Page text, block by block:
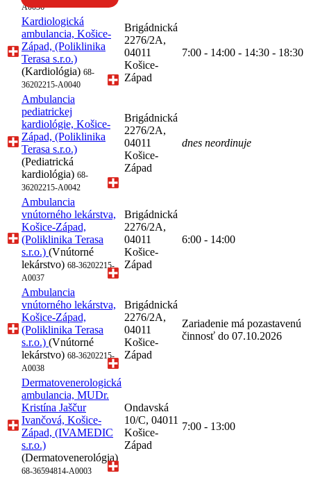
A0036
Kardiologická
ambulancia, Košice-
Západ, (Poliklinika
Terasa s.r.o.)
(Kardiológia) 68-
36202215-A0040
Brigádnická
2276/2A,
04011
Košice-
Západ
7:00 - 14:00 - 14:30 - 18:30
Ambulancia
pediatrickej
kardiológie, Košice-
Západ, (Poliklinika
Terasa s.r.o.)
(Pediatrická
kardiológia) 68-
36202215-A0042
Brigádnická
2276/2A,
04011
Košice-
Západ
dnes neordinuje
Ambulancia
vnútorného lekárstva,
Košice-Západ,
(Poliklinika Terasa
s.r.o.) (Vnútorné
lekárstvo) 68-36202215-
A0037
Brigádnická
2276/2A,
04011
Košice-
Západ
6:00 - 14:00
Ambulancia
vnútorného lekárstva,
Košice-Západ,
(Poliklinika Terasa
s.r.o.) (Vnútorné
lekárstvo) 68-36202215-
A0038
Brigádnická
2276/2A,
04011
Košice-
Západ
Zariadenie má pozastavenú
činnosť do 07.10.2026
Dermatovenerologická
ambulancia, MUDr.
Kristína Jaščur
Ivančová, Košice-
Západ, (IVAMEDIC
s.r.o.)
(Dermatovenerológia)
68-36594814-A0003
Ondavská
10/C, 04011
Košice-
Západ
7:00 - 13:00